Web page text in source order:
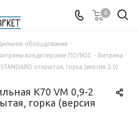
0
оборудование -
кондитерские ПОЛЮС - Витрина
открытая, горка (версия 2.0)
K70 VM 0,9-2
горка (версия